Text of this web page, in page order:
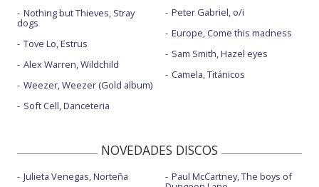
Nothing but Thieves, Stray
dogs
Tove Lo, Estrus
Alex Warren, Wildchild
Weezer, Weezer (Gold album)
Soft Cell, Danceteria
Peter Gabriel, o/i
Europe, Come this madness
Sam Smith, Hazel eyes
Camela, Titánicos
NOVEDADES DISCOS
Julieta Venegas, Norteña
Paul McCartney, The boys of